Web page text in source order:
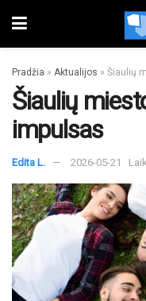
Pradžia » Aktualijos » Šiaulių
Šiaulių
impulsas
Edita L. 2026-05-21